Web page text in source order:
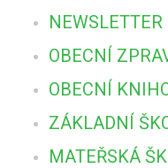
NEWSLETTER
OBECNÍ
OBECNÍ
ZÁKLADNÍ
MATEŘSKÁ